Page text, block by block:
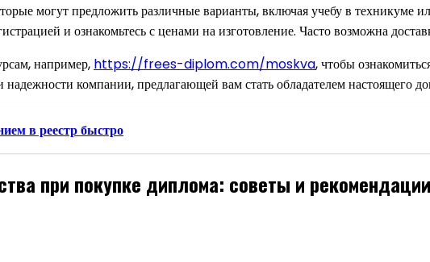
могут предложить различные варианты, включая учебу в
и ознакомьтесь с ценами на изготовление. Часто возможна
например, https://frees-diplom.com/moskva, чтобы
компании, предлагающей вам стать обладателем настоящего
в реестр быстро
при покупке диплома: советы и рекомендации